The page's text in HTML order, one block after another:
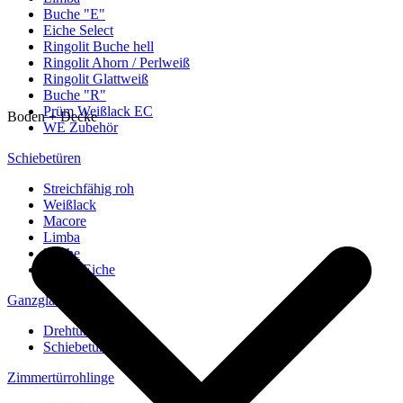
Buche "E"
Eiche Select
Ringolit Buche hell
Ringolit Ahorn / Perlweiß
Ringolit Glattweiß
Buche "R"
Prüm Weißlack EC
WE Zubehör
Schiebetüren
Streichfähig roh
Weißlack
Macore
Limba
Buche
europ. Eiche
Ganzglastüren
Drehtüren
Schiebetüren
Zimmertürrohlinge
Boden + Decke